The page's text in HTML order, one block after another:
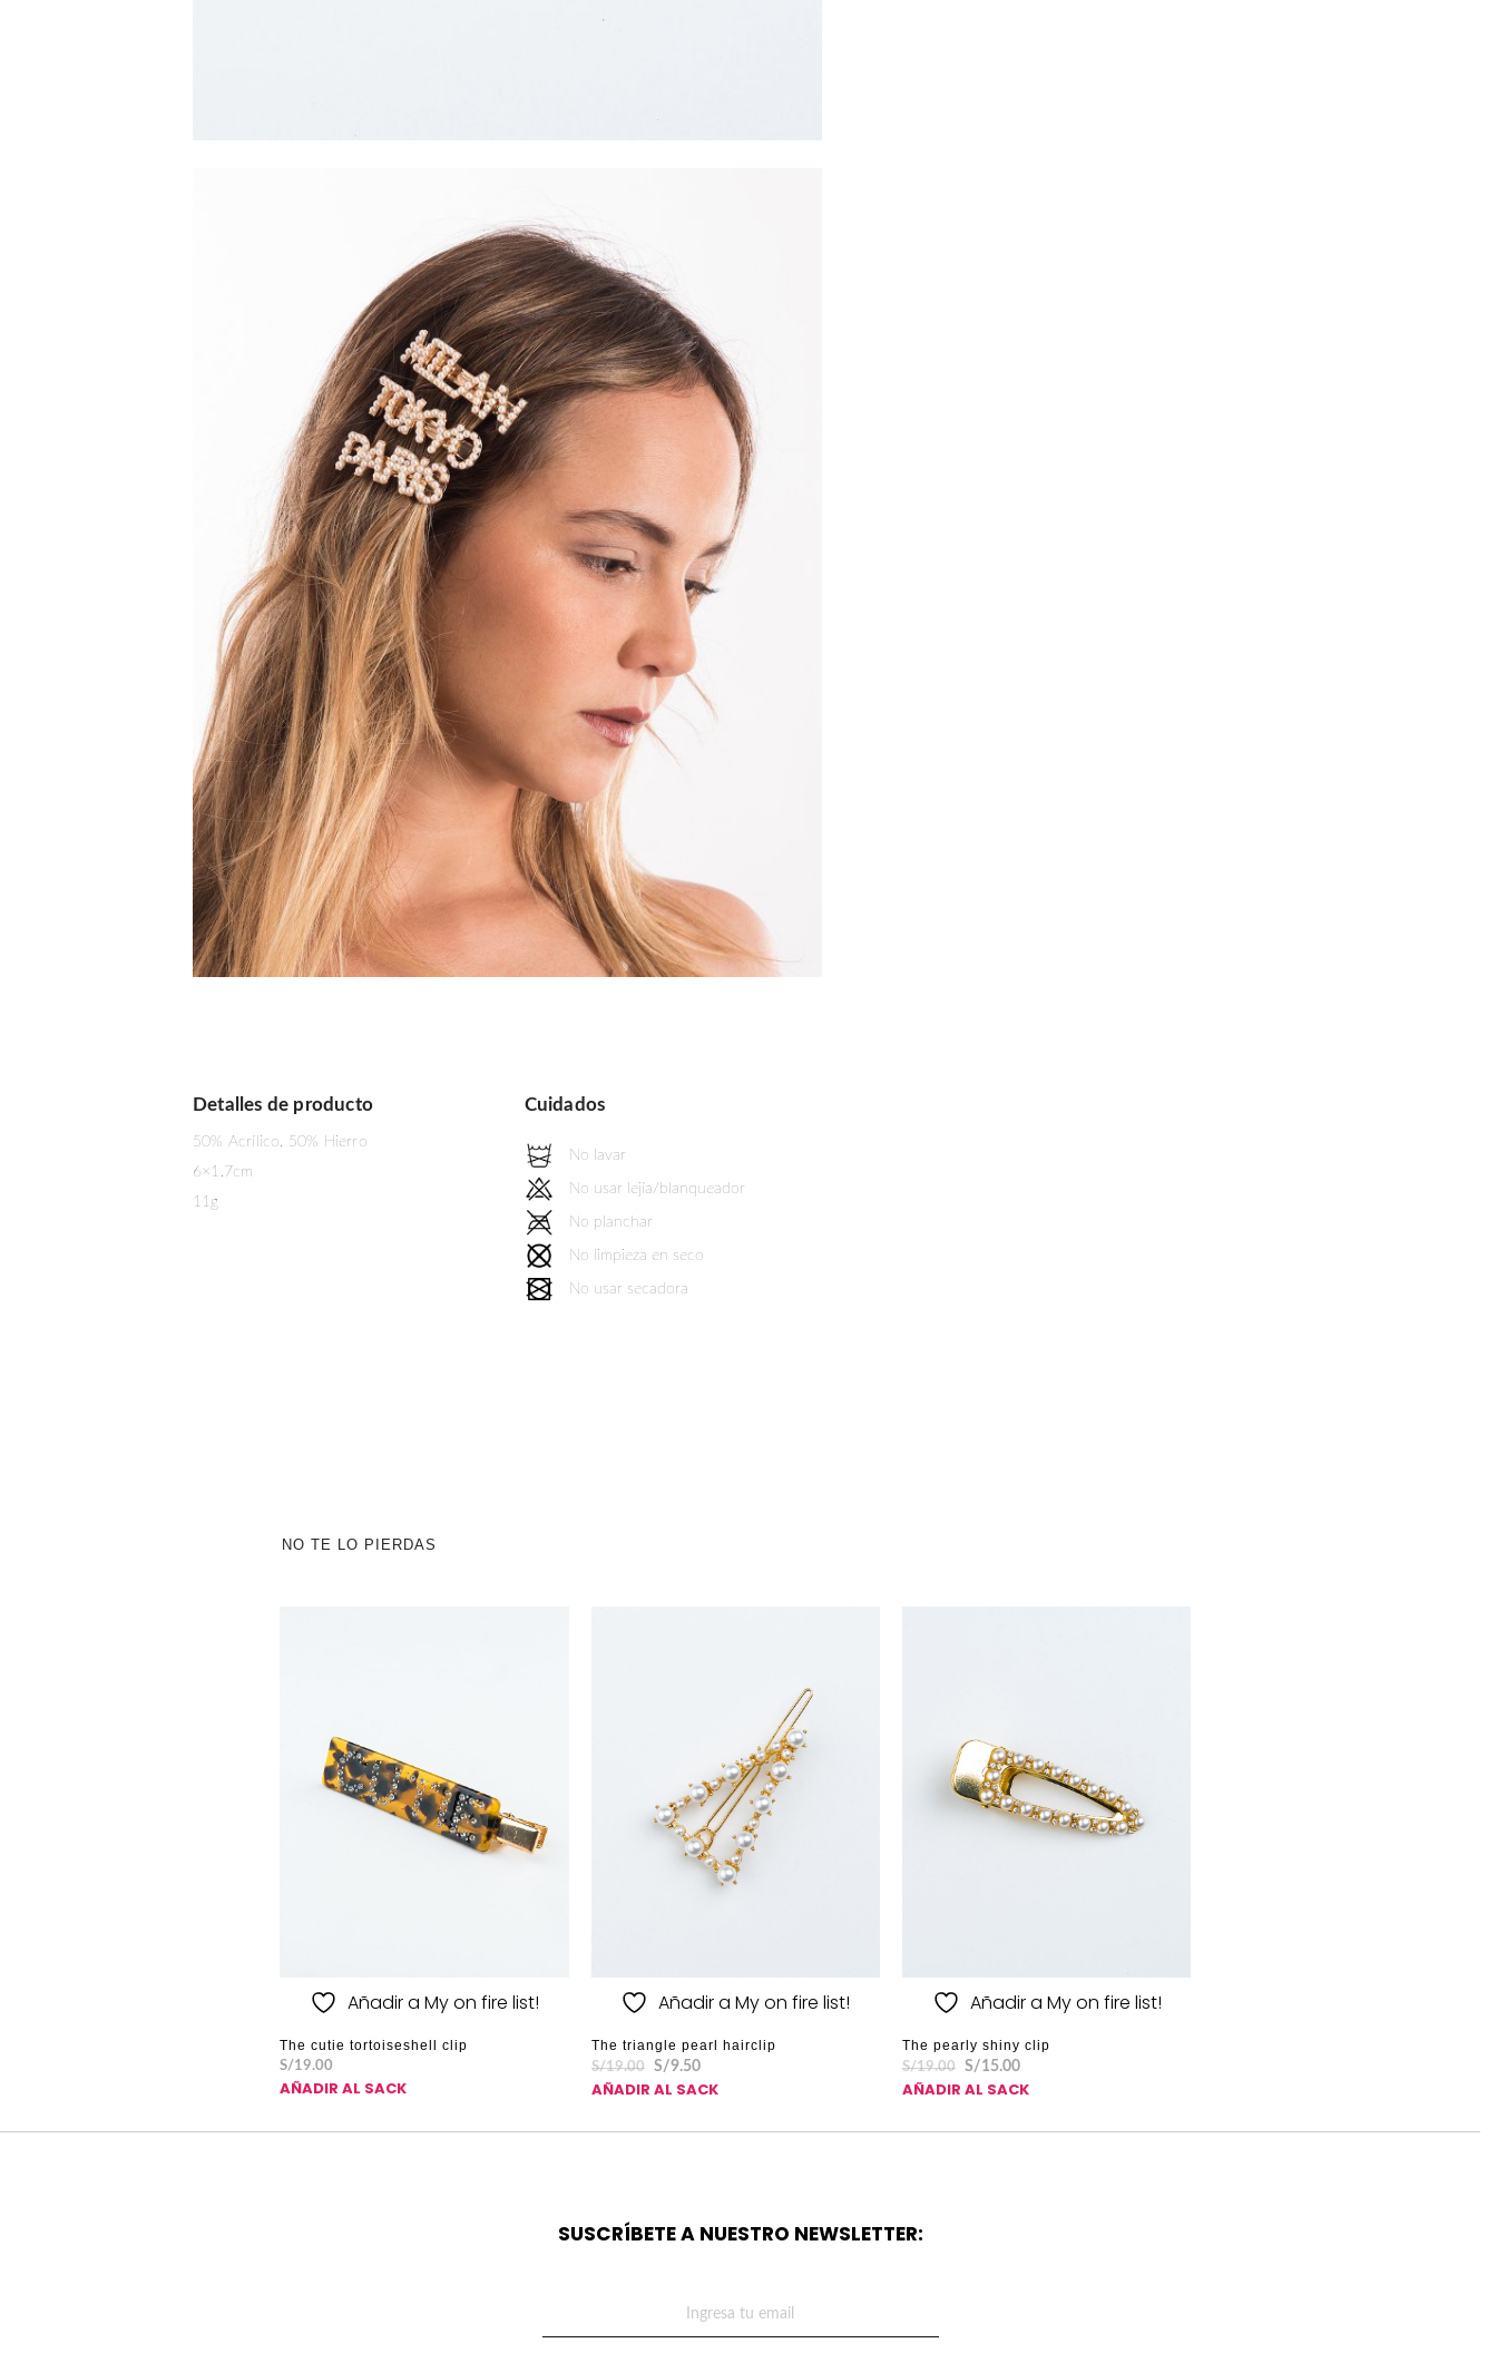
Detalles de producto
50% Acrílico, 50% Hierro
6×1.7cm
11g
Cuidados
No lavar
No usar lejía/blanqueador
No planchar
No limpieza en seco
No usar secadora
NO TE LO PIERDAS
Añadir a My on fire list!
The cutie tortoiseshell clip
S/19.00
AÑADIR AL SACK
Añadir a My on fire list!
The triangle pearl hairclip
S/19.00 S/9.50
AÑADIR AL SACK
Añadir a My on fire list!
The pearly shiny clip
S/19.00 S/15.00
AÑADIR AL SACK
SUSCRÍBETE A NUESTRO NEWSLETTER: